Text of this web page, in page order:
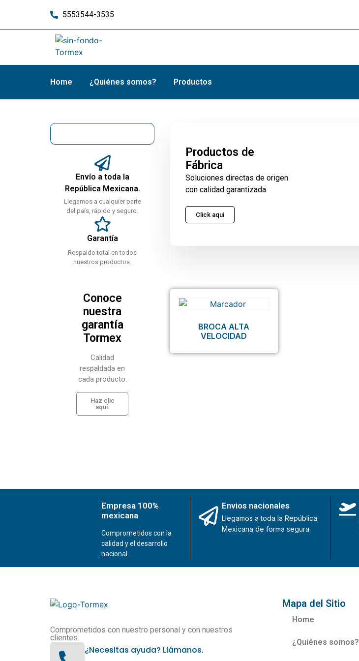
5553544-3535
Home ¿Quiénes somos? Productos
Envío a toda la
República Mexicana.
Llegamos a cualquier parte
del país, rápido y seguro.
Garantía
Respaldo total en todos
nuestros productos.
Conoce
nuestra
garantía
Tormex
Calidad
respaldada en
cada producto.
Haz clic
aquí.
Productos de
Fábrica
Soluciones directas de origen
con calidad garantizada.
Click aqui
BROCA ALTA
VELOCIDAD
Empresa 100%
mexicana
Comprometidos con la
calidad y el desarrollo
nacional.
Envios nacionales
Llegamos a toda la República
Mexicana de forma segura.
Comprometidos con nuestro personal y con nuestros
clientes.
¿Necesitas ayuda? Llámanos.
Mapa del Sitio
Home
¿Quiénes somos?